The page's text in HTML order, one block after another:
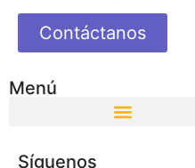
Contáctanos
Menú
Síguenos